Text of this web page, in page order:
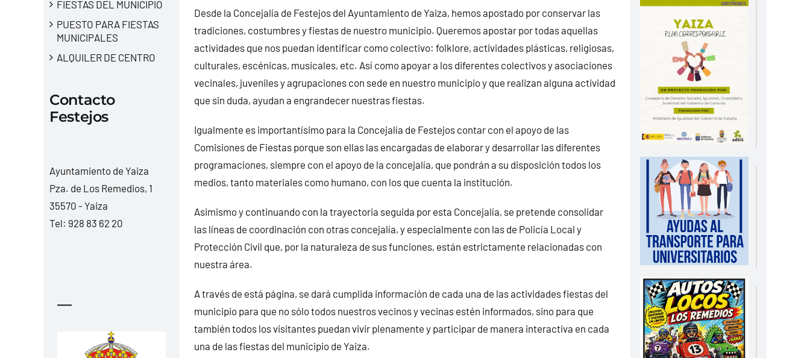
FIESTAS DEL MUNICIPIO
PUESTO PARA FIESTAS
MUNICIPALES
ALQUILER DE CENTRO
Contacto
Festejos
Ayuntamiento de Yaiza
Pza. de Los Remedios, 1
35570 - Yaiza
Tel: 928 83 62 20
—
Desde la Concejalía de Festejos del Ayuntamiento de Yaiza, hemos apostado por conservar las
tradiciones, costumbres y fiestas de nuestro municipio. Queremos apostar por todas aquellas
actividades que nos puedan identificar como colectivo: folklore, actividades plásticas, religiosas,
culturales, escénicas, musicales, etc. Así como apoyar a los diferentes colectivos y asociaciones
vecinales, juveniles y agrupaciones con sede en nuestro municipio y que realizan alguna actividad
que sin duda, ayudan a engrandecer nuestras fiestas.
Igualmente es importantísimo para la Concejalía de Festejos contar con el apoyo de las
Comisiones de Fiestas porque son ellas las encargadas de elaborar y desarrollar las diferentes
programaciones, siempre con el apoyo de la concejalía, que pondrán a su disposición todos los
medios, tanto materiales como humano, con los que cuenta la institución.
Asimismo y continuando con la trayectoria seguida por esta Concejalía, se pretende consolidar
las líneas de coordinación con otras concejalía, y especialmente con las de Policía Local y
Protección Civil que, por la naturaleza de sus funciones, están estrictamente relacionadas con
nuestra área.
A través de está página, se dará cumplida información de cada una de las actividades fiestas del
municipio para que no sólo todos nuestros vecinos y vecinas estén informados, sino para que
también todos los visitantes puedan vivir plenamente y participar de manera interactiva en cada
una de las fiestas del municipio de Yaiza.